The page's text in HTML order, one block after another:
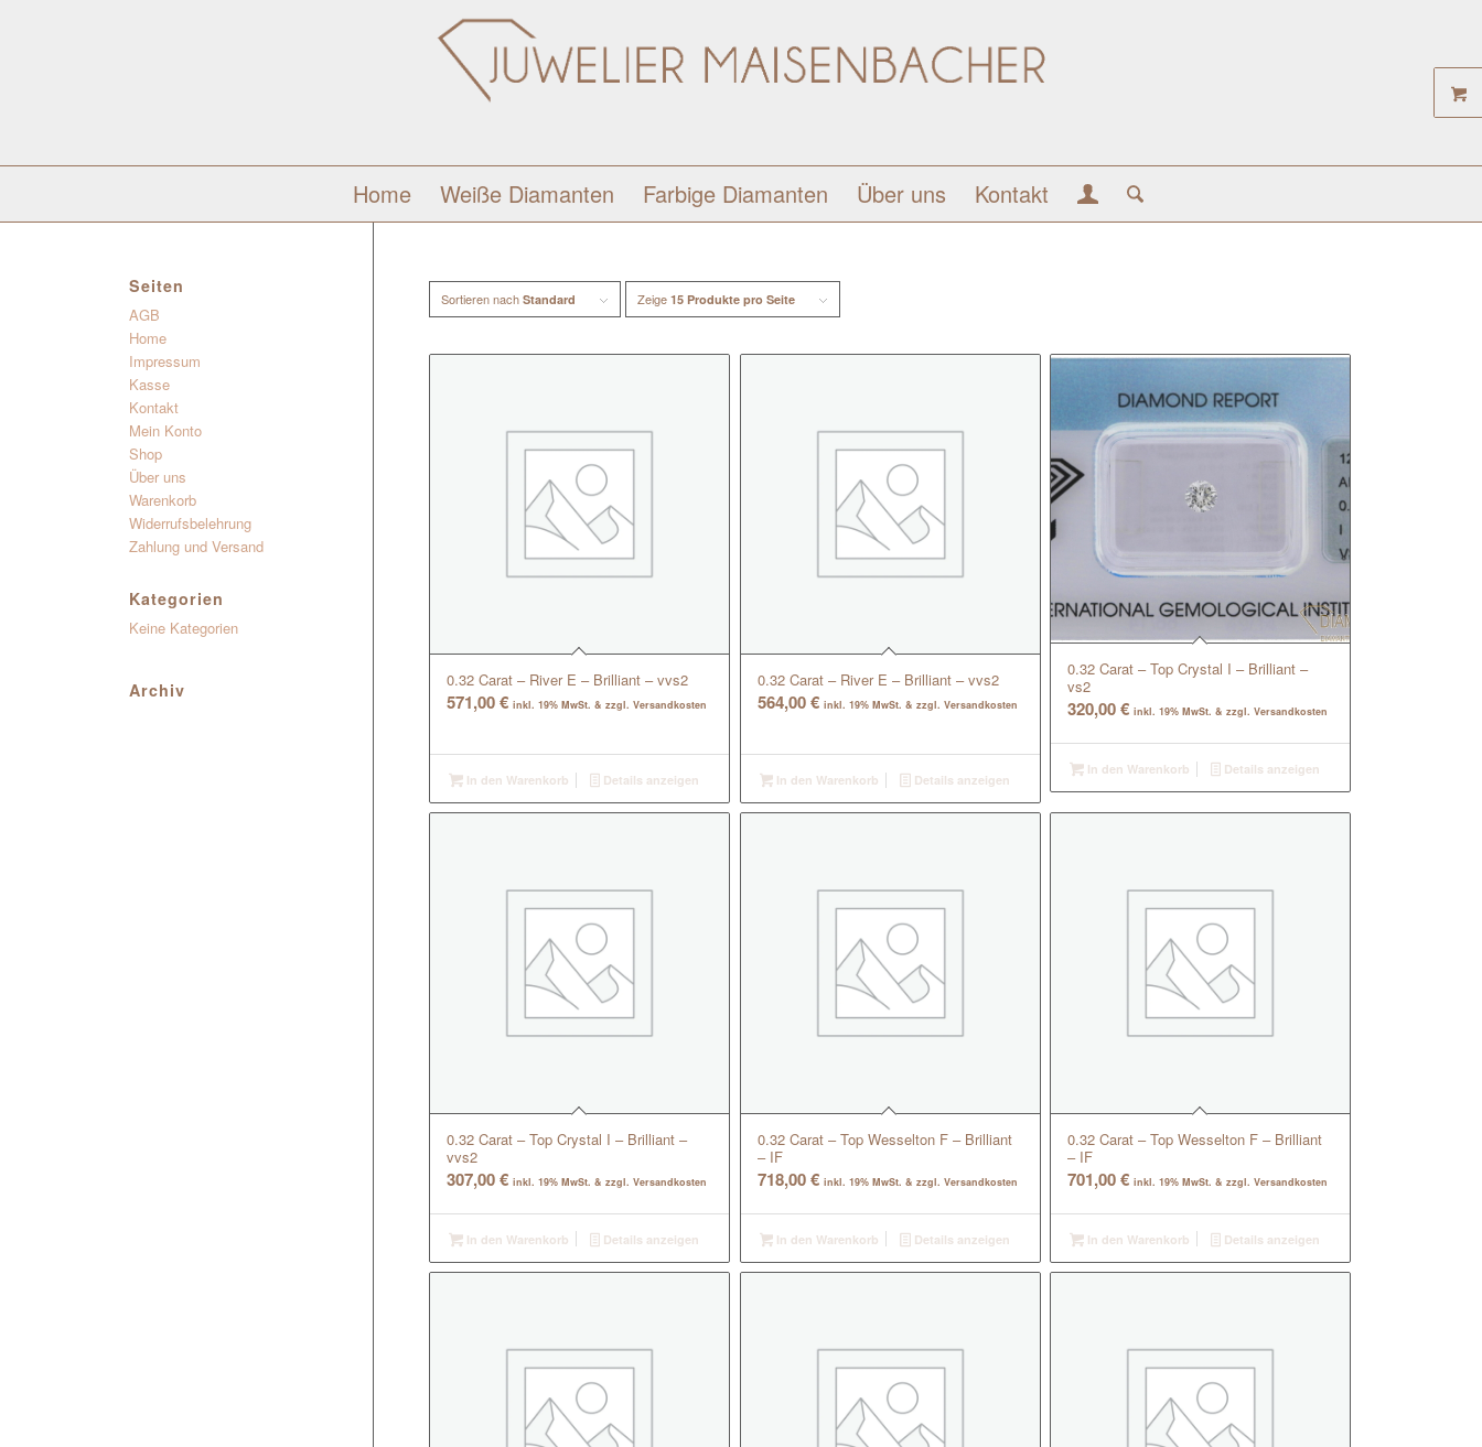
Home Weiße Diamanten Farbige Diamanten Über uns Kontakt
Sortieren nachStandard Zeige15 Produkte pro Seite
0.32 Carat – River E – Brilliant – vvs2
571,00€ inkl. 19% MwSt. & zzgl. Versandkosten
In den Warenkorb Details anzeigen
0.32 Carat – River E – Brilliant – vvs2
564,00€ inkl. 19% MwSt. & zzgl. Versandkosten
In den Warenkorb Details anzeigen
0.32 Carat – Top Crystal I – Brilliant –
vs2
320,00€ inkl. 19% MwSt. & zzgl. Versandkosten
In den Warenkorb Details anzeigen
0.32 Carat – Top Crystal I – Brilliant –
vvs2
307,00€ inkl. 19% MwSt. & zzgl. Versandkosten
In den Warenkorb Details anzeigen
0.32 Carat – Top Wesselton F – Brilliant
– IF
718,00€ inkl. 19% MwSt. & zzgl. Versandkosten
In den Warenkorb Details anzeigen
0.32 Carat – Top Wesselton F – Brilliant
– IF
701,00€ inkl. 19% MwSt. & zzgl. Versandkosten
In den Warenkorb Details anzeigen
Seiten
AGB
Home
Impressum
Kasse
Kontakt
Mein Konto
Shop
Über uns
Warenkorb
Widerrufsbelehrung
Zahlung und Versand
Kategorien
Keine Kategorien
Archiv